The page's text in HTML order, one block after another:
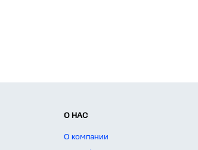
О НАС
О компании